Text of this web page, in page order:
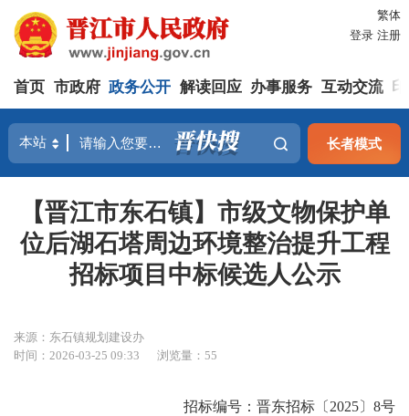
繁体
登录 注册
首页 市政府 政务公开 解读回应 办事服务 互动交流
长者模式
【晋江市东石镇】市级文物保护单
位后湖石塔周边环境整治提升工程
招标项目中标候选人公示
来源：东石镇规划建设办
时间：2026-03-25 09:33
浏览量：55
招标编号：晋东招标〔2025〕8号